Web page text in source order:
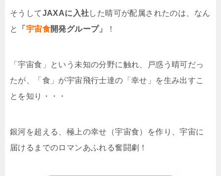
そうしてJAXAに入社した晴可が配属されたのは、なん
と
「 宇宙食開発グループ」 ！
「宇宙食」という未知の分野に触れ、戸惑う晴可だっ
たが、「食」が宇宙飛行士達の「幸せ」を生み出すこ
とを知り・・・
銀河を超える、極上の幸せ（宇宙食）を作り、宇宙に
届けるまでのロマンあふれる奮闘劇！